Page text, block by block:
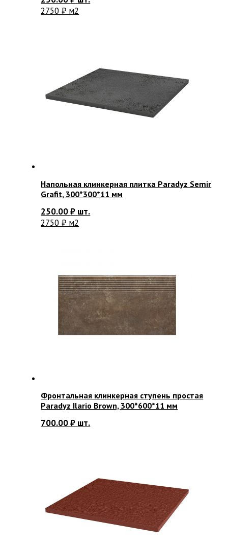
2750 ₽ м2
Напольная клинкерная плитка Paradyz Semir
Grafit, 300*300*11 мм
250.00₽ шт.
2750 ₽ м2
Фронтальная клинкерная ступень простая
Paradyz Ilario Brown, 300*600*11 мм
700.00₽ шт.